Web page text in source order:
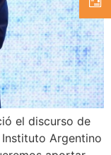
el discurso de
Argentino